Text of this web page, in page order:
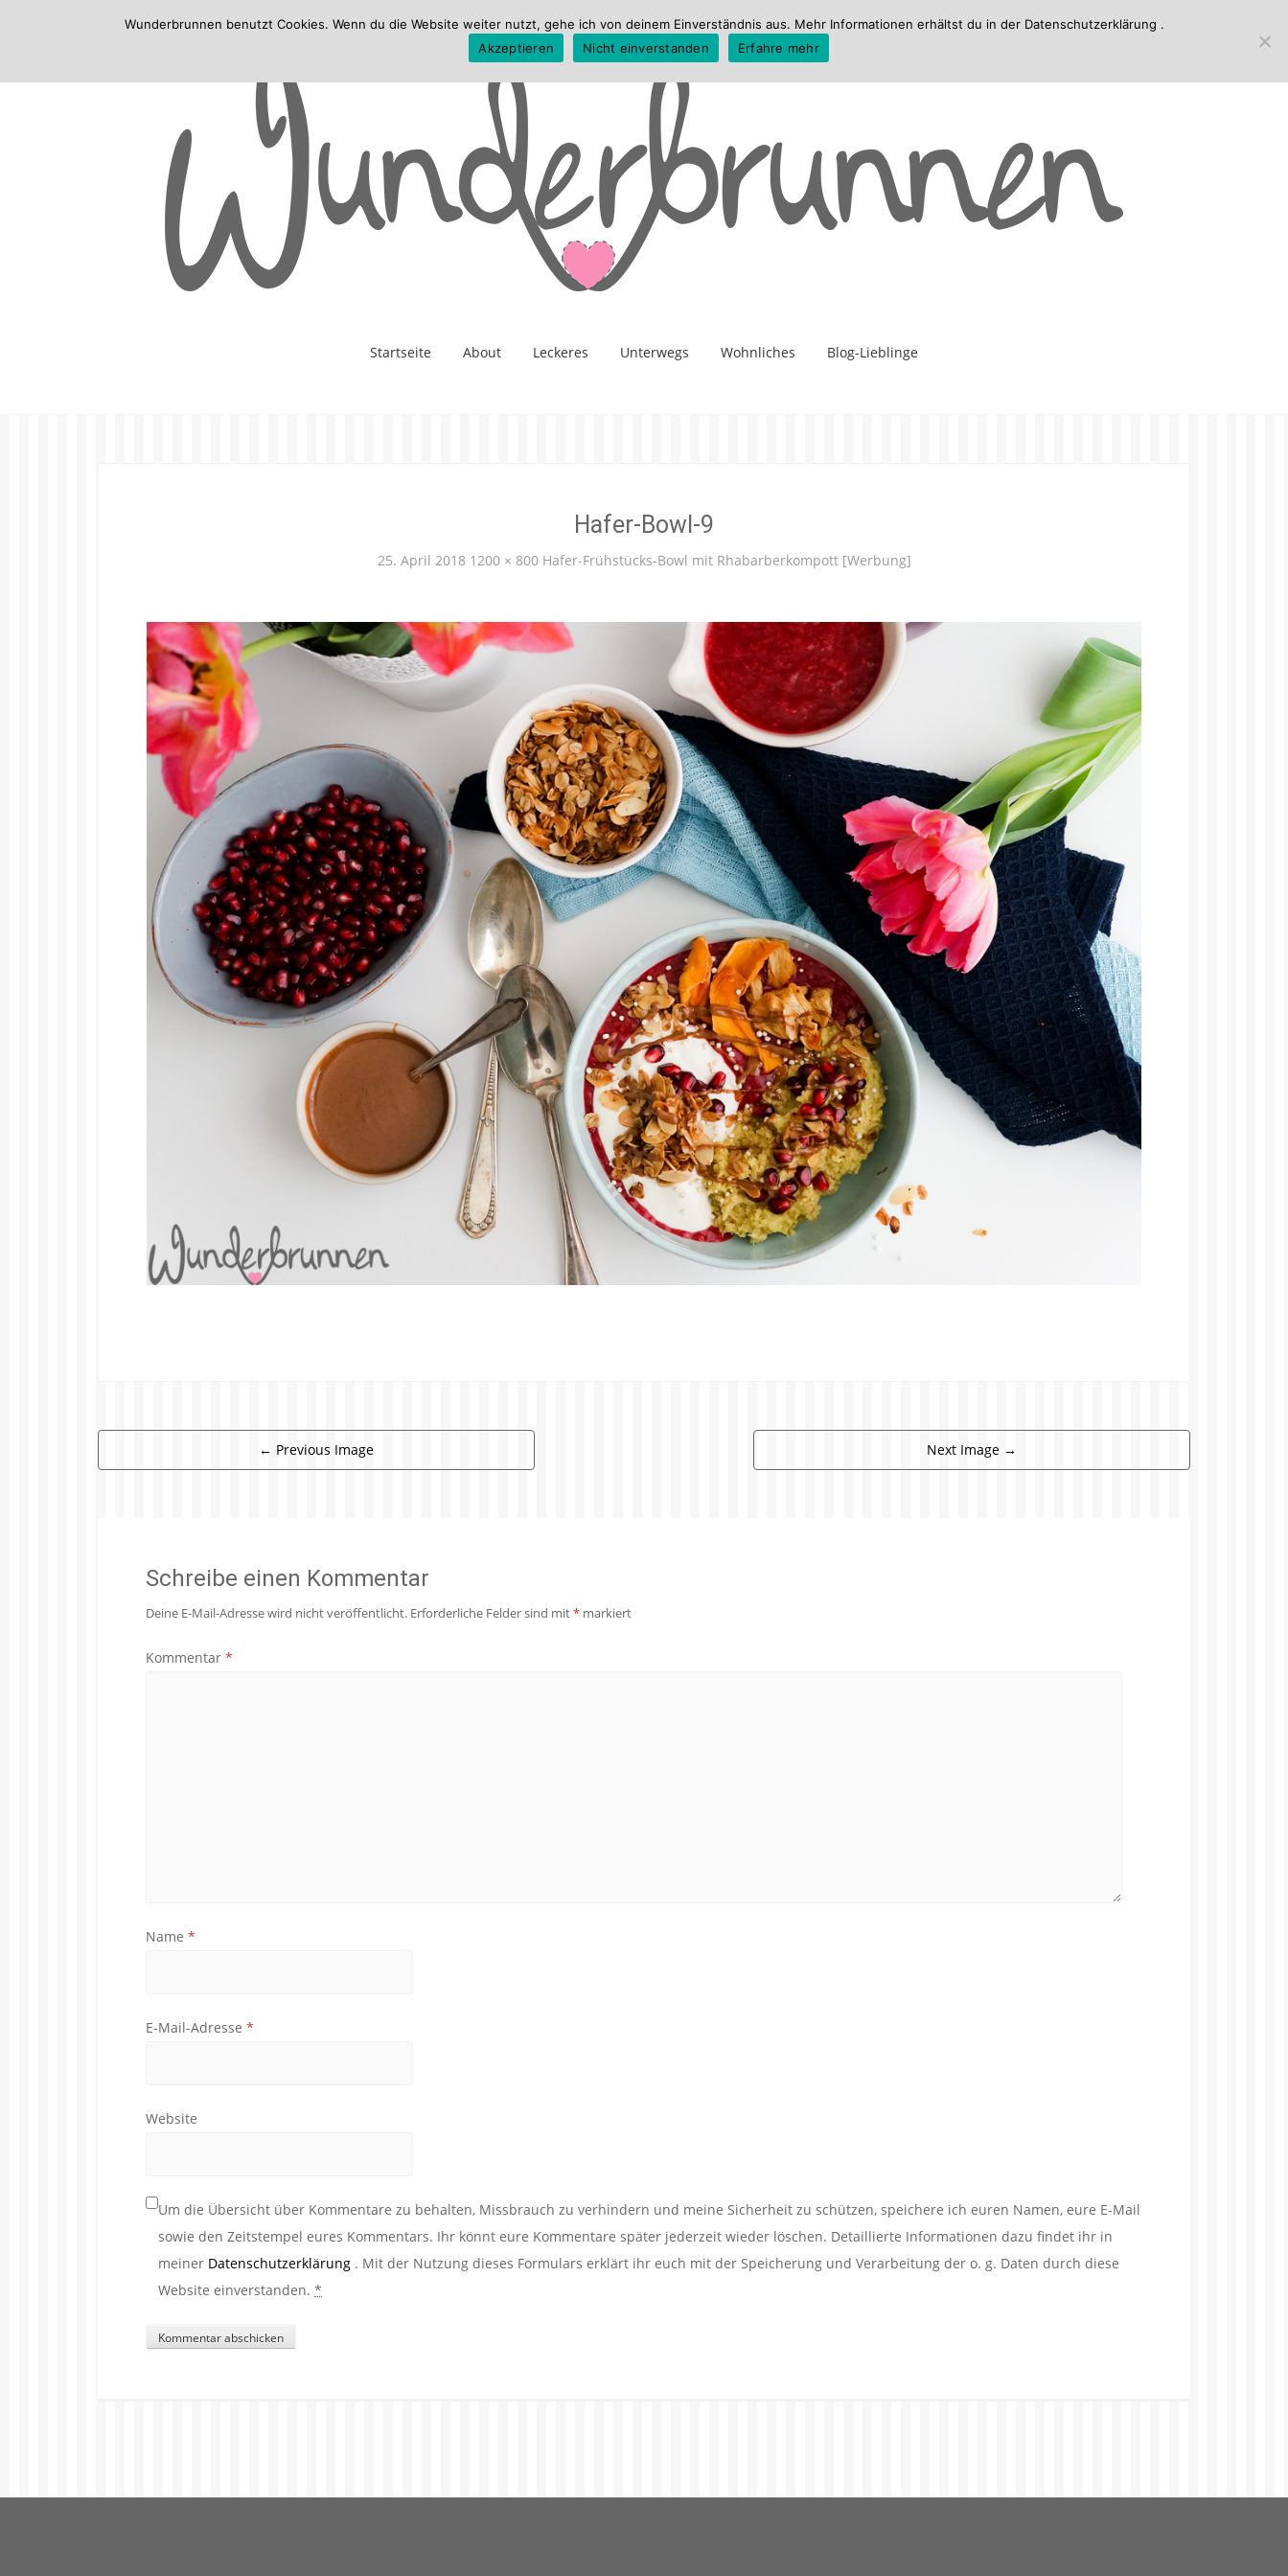
Startseite About Leckeres Unterwegs Wohnliches Blog-Lieblinge
Hafer-Bowl-9
25. April 2018 1200 × 800 Hafer-Frühstücks-Bowl mit Rhabarberkompott [Werbung]
← Previous Image Next Image →
Schreibe einen Kommentar
Deine E-Mail-Adresse wird nicht veröffentlicht. Erforderliche Felder sind mit* markiert
Kommentar *
Name *
E-Mail-Adresse *
Website
Um die Übersicht über Kommentare zu behalten, Missbrauch zu verhindern und meine Sicherheit zu schützen, speichere ich euren Namen, eure E-Mail
sowie den Zeitstempel eures Kommentars. Ihr könnt eure Kommentare später jederzeit wieder löschen. Detaillierte Informationen dazu findet ihr in
meiner Datenschutzerklärung . Mit der Nutzung dieses Formulars erklärt ihr euch mit der Speicherung und Verarbeitung der o. g. Daten durch diese
Website einverstanden. *
Wunderbrunnen benutzt Cookies. Wenn du die Website weiter nutzt, gehe ich von deinem Einverständnis aus. Mehr Informationen erhältst du in der Datenschutzerklärung .
Akzeptieren
Nicht einverstanden Erfahre mehr